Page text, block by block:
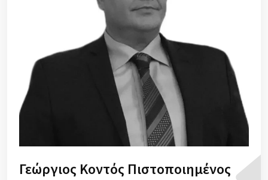
Γεώργιος Κοντός Πιστοποιημένος